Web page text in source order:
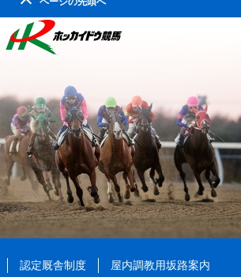
認定厩舎制度 屋内調教用坂路案内